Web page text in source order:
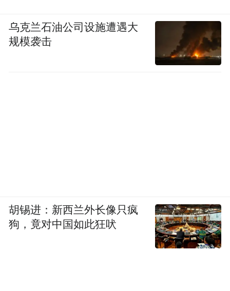
乌克兰石油公司设施遭遇大
规模袭击
胡锡进：新西兰外长像只疯
狗，竟对中国如此狂吠